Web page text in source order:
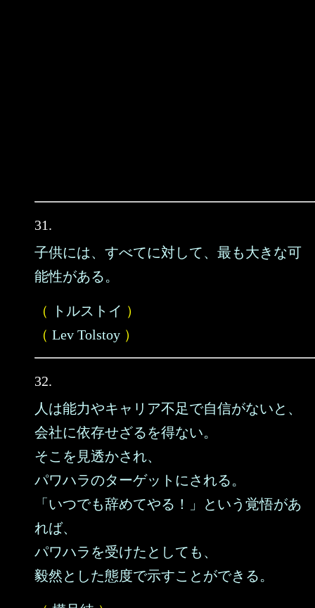
31.
子供には、すべてに対して、最も大きな可
能性がある。
（ トルストイ ）
（ Lev Tolstoy ）
32.
人は能力やキャリア不足で自信がないと、
会社に依存せざるを得ない。
そこを見透かされ、
パワハラのターゲットにされる。
「いつでも辞めてやる！」という覚悟があ
れば、
パワハラを受けたとしても、
毅然とした態度で示すことができる。